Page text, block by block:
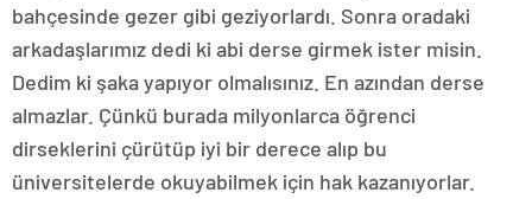
bahçesinde gezer gibi geziyorlardı. Sonra oradaki
arkadaşlarımız dedi ki abi derse girmek ister misin.
Dedim ki şaka yapıyor olmalısınız. En azından derse
almazlar. Çünkü burada milyonlarca öğrenci
dirseklerini çürütüp iyi bir derece alıp bu
üniversitelerde okuyabilmek için hak kazanıyorlar.